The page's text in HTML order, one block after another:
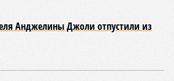
техзаказчик публично
готовности – 90%, затем 97%, с
работами (усиление
устранение проектных ошибок) –
публичной отчётности
Capital Group, ни кураторы